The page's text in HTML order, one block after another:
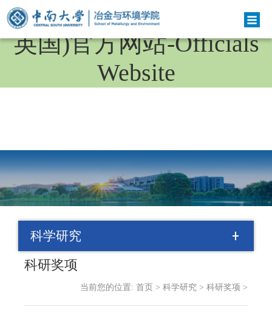
bv伟德国际(bv1946·源于
英国)官方网站-Officials
Website
科学研究
科研奖项
当前您的位置: 首页 > 科学研究 > 科研奖项 >